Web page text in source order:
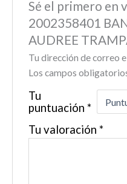
Sé el primero en
2002358401
AUDREE
Tu dirección de correo
Los campos
Tu
puntuación *
Tu valoración *